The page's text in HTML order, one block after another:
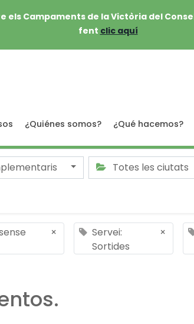
Campaments de la Victòria del
fent clic aquí
¿Quiénes somos? ¿Qué hacemos?
Totes les ciutats
×
Servei:
Sortides
×